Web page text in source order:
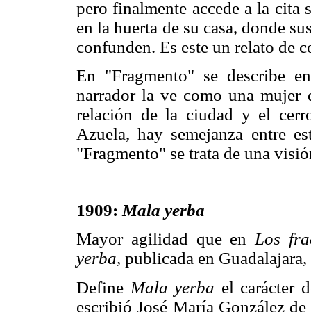
pero finalmente accede a la cita
en la huerta de su casa, donde
confunden. Es este un relato de
En "Fragmento" se describe
narrador la ve como una mujer
relación de la ciudad y el
Azuela, hay semejanza entre
"Fragmento" se trata de una
1909: Mala yerba
Mayor agilidad que enLos
yerba, publicada en
Define Mala yerba el carácter
escribió José María González